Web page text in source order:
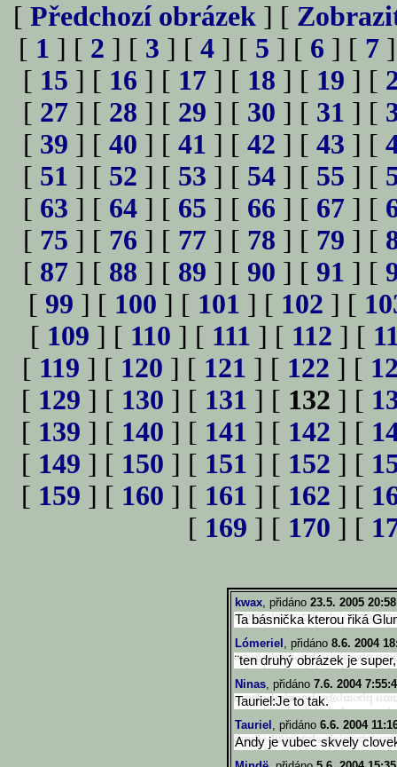
[ Předchozí obrázek ] [
[ 1 ] [ 2 ] [ 3 ] [ 4 ] [ 5 ] [ 6 ] [ 7
[ 15 ] [ 16 ] [ 17 ] [ 18 ] [ 19 ] [
[ 27 ] [ 28 ] [ 29 ] [ 30 ] [ 31 ] [
[ 39 ] [ 40 ] [ 41 ] [ 42 ] [ 43 ] [
[ 51 ] [ 52 ] [ 53 ] [ 54 ] [ 55 ] [
[ 63 ] [ 64 ] [ 65 ] [ 66 ] [ 67 ] [
[ 75 ] [ 76 ] [ 77 ] [ 78 ] [ 79 ] [
[ 87 ] [ 88 ] [ 89 ] [ 90 ] [ 91 ] [
[ 99 ] [ 100 ] [ 101 ] [ 102 ] [
[ 109 ] [ 110 ] [ 111 ] [ 112 ] [
[ 119 ] [ 120 ] [ 121 ] [ 122 ] [
[ 129 ] [ 130 ] [ 131 ] [ 132 ] [
[ 139 ] [ 140 ] [ 141 ] [ 142 ] [
[ 149 ] [ 150 ] [ 151 ] [ 152 ] [
[ 159 ] [ 160 ] [ 161 ] [ 162 ] [
[ 169 ] [ 170 ] [
kwax, přidáno 23.5. 2005
Ta básnička kterou řiká
Lómeriel , přidáno 8.6. 2004
¨ten druhý obrázek je
Ninas, přidáno 7.6. 2004
Tauriel:Je to tak.
Tauriel , přidáno 6.6. 2004
Andy je vubec skvely